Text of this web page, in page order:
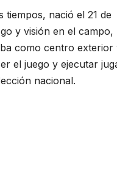
tiempos, nació el 21 de
y visión en el campo,
como centro exterior
el juego y ejecutar
nacional.